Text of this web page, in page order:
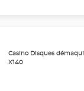
Casino Disques
X140